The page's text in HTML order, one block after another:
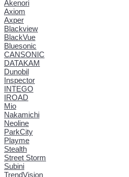
Akenori
Axiom
Axper
Blackview
BlackVue
Bluesonic
CANSONIC
DATAKAM
Dunobil
Inspector
INTEGO
IROAD
Mio
Nakamichi
Neoline
ParkCity
Playme
Stealth
Street Storm
Subini
TrendVision